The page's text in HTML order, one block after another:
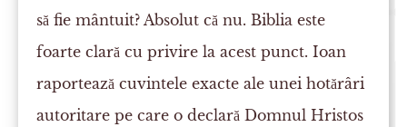
să fie mântuit? Absolut că nu. Biblia este
foarte clară cu privire la acest punct. Ioan
raportează cuvintele exacte ale unei hotărâri
autoritare pe care o declară Domnul Hristos